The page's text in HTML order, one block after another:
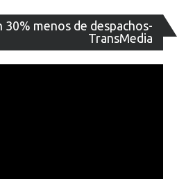
30% menos de despachos-
TransMedia
de